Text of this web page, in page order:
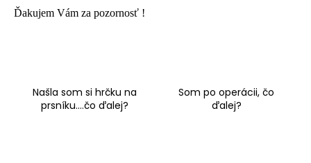
Ďakujem Vám za pozornosť !
Našla som si hrčku na
prsníku....čo ďalej?
Som po operácii, čo
ďalej?